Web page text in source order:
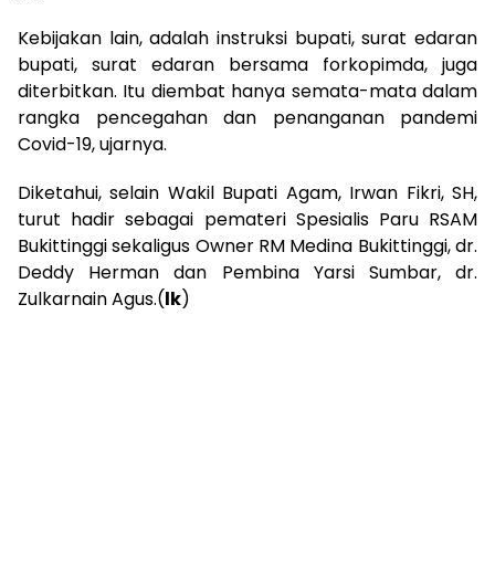
Kebijakan lain, adalah instruksi bupati, surat edaran
bupati, surat edaran bersama forkopimda, juga
diterbitkan. Itu diembat hanya semata-mata dalam
rangka pencegahan dan penanganan pandemi
Covid-19, ujarnya.
Diketahui, selain Wakil Bupati Agam, Irwan Fikri, SH,
turut hadir sebagai pemateri Spesialis Paru RSAM
Bukittinggi sekaligus Owner RM Medina Bukittinggi, dr.
Deddy Herman dan Pembina Yarsi Sumbar, dr.
Zulkarnain Agus.(lk)